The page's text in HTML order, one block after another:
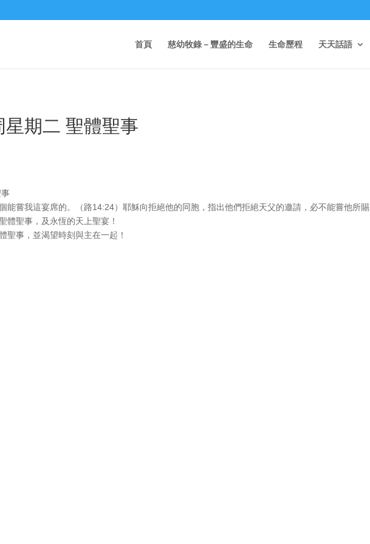
首頁 慈幼牧錄－豐盛的生命 生命歷程 天天話語
期二 聖體聖事
能嘗我這宴席的。（路14:24）耶穌向拒絕他的同胞，指出他們拒絕天父的邀請，必不能嘗他所賜
體聖事，及永恆的天上聖宴！
聖事，並渴望時刻與主在一起！